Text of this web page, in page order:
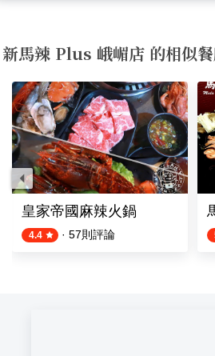
新馬辣 Plus 峨嵋店 的相似
皇家帝國麻辣火鍋
4.4 · 57則評論